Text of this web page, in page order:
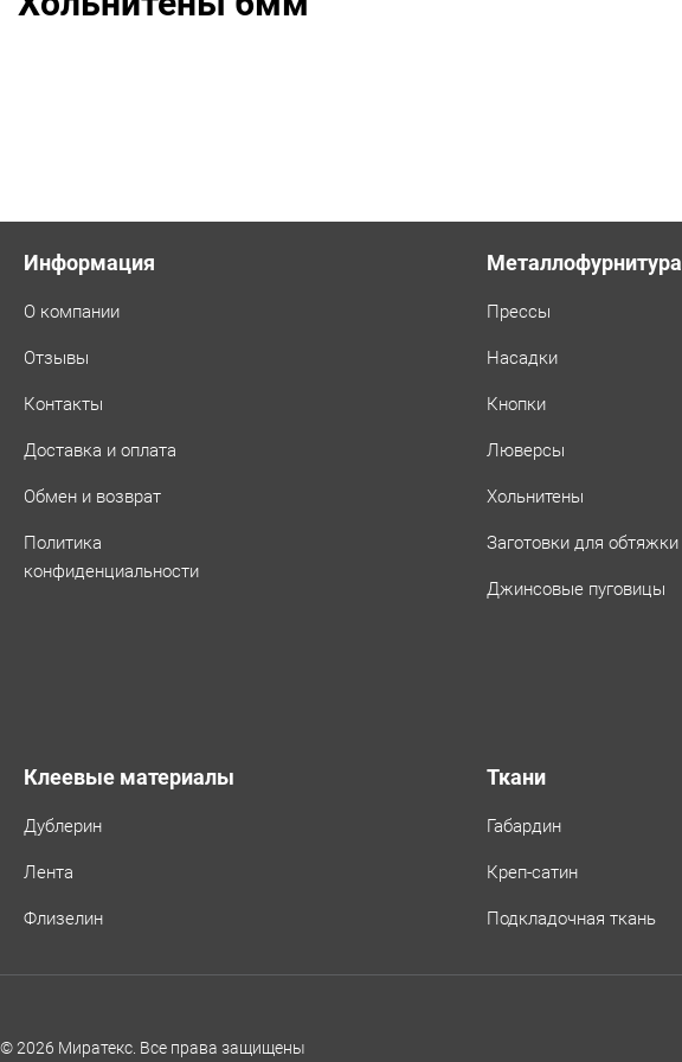
Информация
О компании
Отзывы
Контакты
Доставка и оплата
Обмен и возврат
Политика
конфиденциальности
Металлофурнитура
Прессы
Насадки
Кнопки
Люверсы
Хольнитены
Заготовки для обтяжки
Джинсовые пуговицы
Клеевые материалы
Дублерин
Лента
Флизелин
Ткани
Габардин
Креп-сатин
Подкладочная ткань
© 2026 Миратекс. Все права защищены